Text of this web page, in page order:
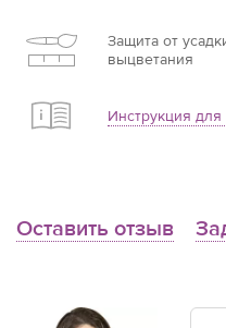
Защита от
выцветания
Инструкция
Оставить отзыв